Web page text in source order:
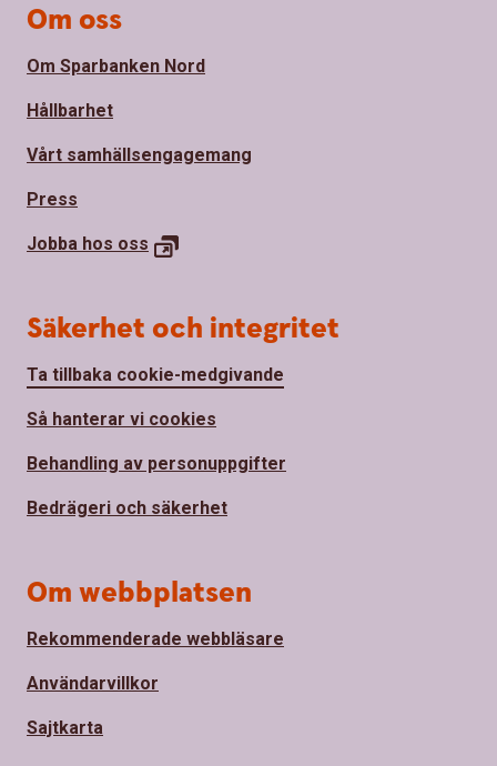
Om oss
Om Sparbanken Nord
Hållbarhet
Vårt samhällsengagemang
Press
Jobba hos oss
Säkerhet och integritet
Ta tillbaka cookie-medgivande
Så hanterar vi cookies
Behandling av personuppgifter
Bedrägeri och säkerhet
Om webbplatsen
Rekommenderade webbläsare
Användarvillkor
Sajtkarta